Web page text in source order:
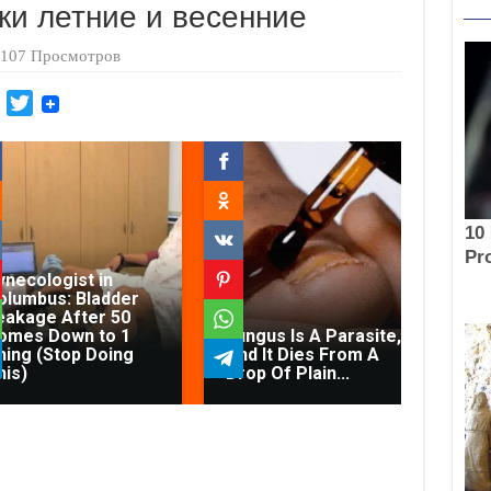
летние и весенние
107 Просмотров
M
T
e
r
in
Bladder
After 50
Down to 1
(Stop Doing
Fungus Is A Parasite,
And It Dies From A
Drop Of Plain...